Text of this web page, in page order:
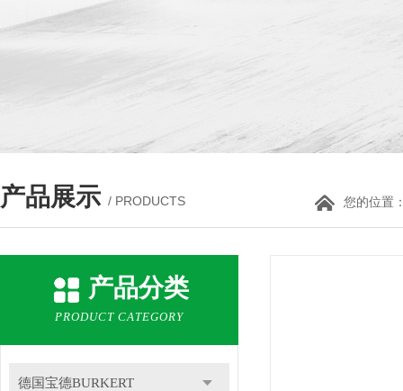
产品展示 / PRODUCTS 您的位置
产品分类
PRODUCT CATEGORY
德国宝德BURKERT